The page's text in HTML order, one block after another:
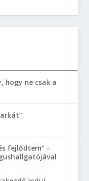
hogy ne csak a
fejlődtem” –